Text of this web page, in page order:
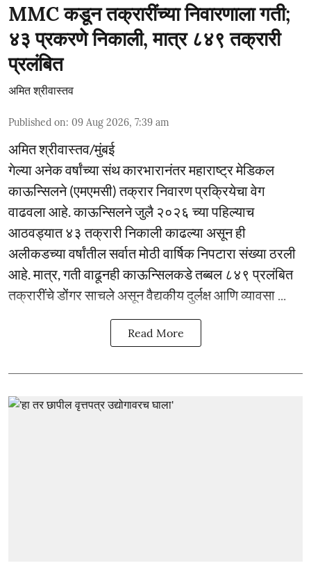
MMC कडून तक्रारींच्या निवारणाला गती;
४३ प्रकरणे निकाली, मात्र ८४९ तक्रारी
प्रलंबित
अमित श्रीवास्तव
Published on: 09 Aug 2026, 7:39 am
अमित श्रीवास्तव/मुंबई
गेल्या अनेक वर्षांच्या संथ कारभारानंतर महाराष्ट्र मेडिकल
काऊन्सिलने (एमएमसी) तक्रार निवारण प्रक्रियेचा वेग
वाढवला आहे. काऊन्सिलने जुलै २०२६ च्या पहिल्याच
आठवड्यात ४३ तक्रारी निकाली काढल्या असून ही
अलीकडच्या वर्षांतील सर्वात मोठी वार्षिक निपटारा संख्या ठरली
आहे. मात्र, गती वाढूनही काऊन्सिलकडे तब्बल ८४९ प्रलंबित
तक्रारींचे डोंगर साचले असून वैद्यकीय दुर्लक्ष आणि व्यावसा ...
Read More